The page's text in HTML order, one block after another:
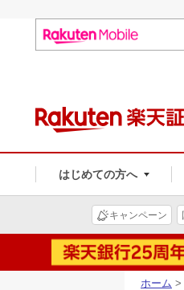
はじめての方へ
キャンペーン
ホーム >